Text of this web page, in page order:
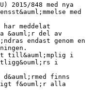
2015/848 med nya
med
har meddelat
&auml;r del av
endast genom en
till&auml;mplig i
i
finns
f&ouml;r alla